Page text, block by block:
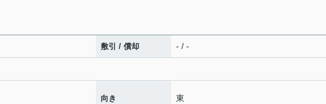
敷引 / 償却 - / -
向き 東